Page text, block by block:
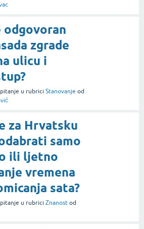
odgovoran
zgrade
ulicu i
pitanje u rubrici Stanovanje od
za Hrvatsku
samo
ili ljetno
vremena
sata?
pitanje u rubrici Znanost od